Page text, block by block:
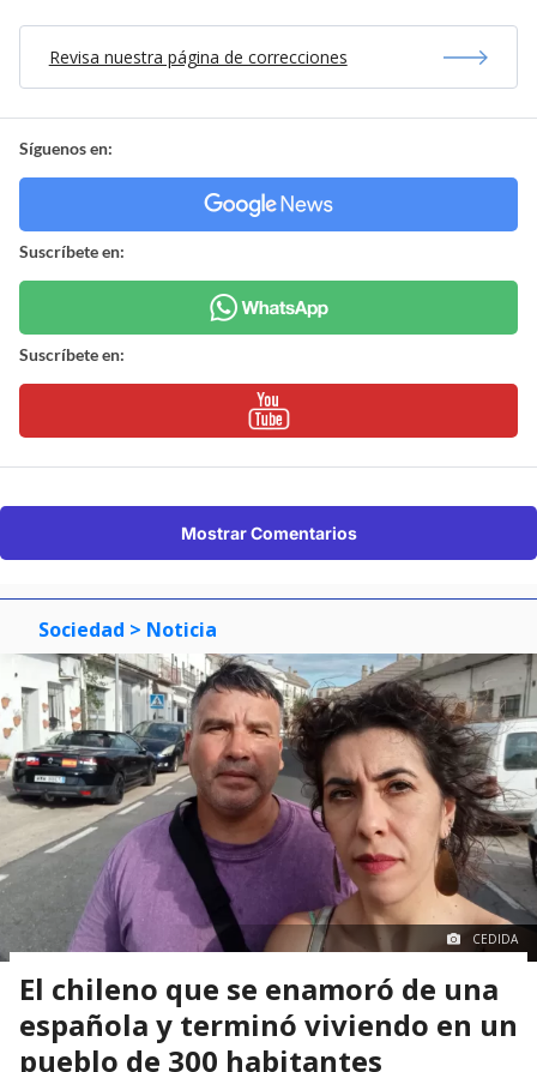
Revisa nuestra página de correcciones
Síguenos en:
Suscríbete en:
Suscríbete en:
Mostrar Comentarios
Sociedad > Noticia
CEDIDA
El chileno que se enamoró de una
española y terminó viviendo en un
pueblo de 300 habitantes